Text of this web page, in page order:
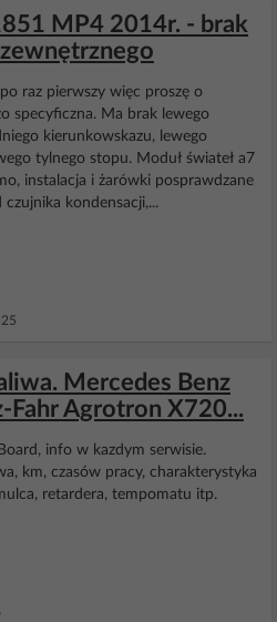
MP4 2014r. - brak
raz pierwszy więc proszę o
specyficzna. Ma brak lewego
kierunkowskazu, lewego
tylnego stopu. Moduł świateł a7
instalacja i żarówki posprawdzane
kondensacji,...
Mercedes Benz
Agrotron X720...
info w kazdym serwisie.
km, czasów pracy, charakterystyka
retardera, tempomatu itp.